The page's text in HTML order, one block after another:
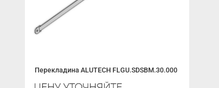
Перекладина ALUTECH FLGU.SDSBM.30.000